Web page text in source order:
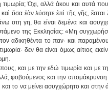
τιμωρία; Όχι, αλλά άκου και αυτά
ὅσα ἐὰν λύσητε ἐπὶ τῆς γῆς,
στη γη, θα είναι δεμένα και
της Εκκλησίας: «Μη
αδικηθέντα το παν· και
δεν θα είναι όμως αίτιος
και με την εδώ τιμωρία και με
φοβούμενος και την
το να μείνει ασυγχώρητο και στην